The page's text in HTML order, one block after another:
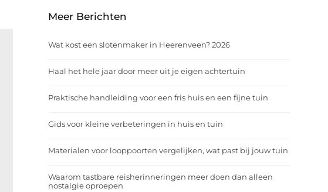
Meer Berichten
Wat kost een slotenmaker in Heerenveen? 2026
Haal het hele jaar door meer uit je eigen achtertuin
Praktische handleiding voor een fris huis en een fijne tuin
Gids voor kleine verbeteringen in huis en tuin
Materialen voor looppoorten vergelijken, wat past bij jouw tuin
Waarom tastbare reisherinneringen meer doen dan alleen
nostalgie oproepen